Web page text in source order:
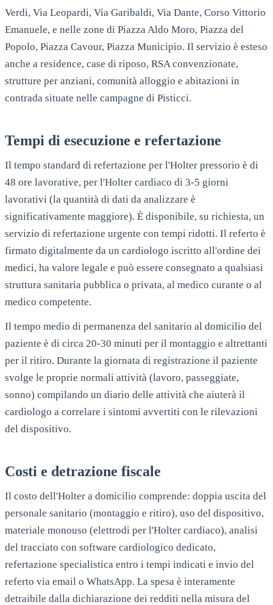
Verdi, Via Leopardi, Via Garibaldi, Via Dante, Corso Vittorio
Emanuele, e nelle zone di Piazza Aldo Moro, Piazza del
Popolo, Piazza Cavour, Piazza Municipio. Il servizio è esteso
anche a residence, case di riposo, RSA convenzionate,
strutture per anziani, comunità alloggio e abitazioni in
contrada situate nelle campagne di Pisticci.
Tempi di esecuzione e refertazione
Il tempo standard di refertazione per l'Holter pressorio è di
48 ore lavorative, per l'Holter cardiaco di 3-5 giorni
lavorativi (la quantità di dati da analizzare è
significativamente maggiore). È disponibile, su richiesta, un
servizio di refertazione urgente con tempi ridotti. Il referto è
firmato digitalmente da un cardiologo iscritto all'ordine dei
medici, ha valore legale e può essere consegnato a qualsiasi
struttura sanitaria pubblica o privata, al medico curante o al
medico competente.
Il tempo medio di permanenza del sanitario al domicilio del
paziente è di circa 20-30 minuti per il montaggio e altrettanti
per il ritiro. Durante la giornata di registrazione il paziente
svolge le proprie normali attività (lavoro, passeggiate,
sonno) compilando un diario delle attività che aiuterà il
cardiologo a correlare i sintomi avvertiti con le rilevazioni
del dispositivo.
Costi e detrazione fiscale
Il costo dell'Holter a domicilio comprende: doppia uscita del
personale sanitario (montaggio e ritiro), uso del dispositivo,
materiale monouso (elettrodi per l'Holter cardiaco), analisi
del tracciato con software cardiologico dedicato,
refertazione specialistica entro i tempi indicati e invio del
referto via email o WhatsApp. La spesa è interamente
detraibile dalla dichiarazione dei redditi nella misura del